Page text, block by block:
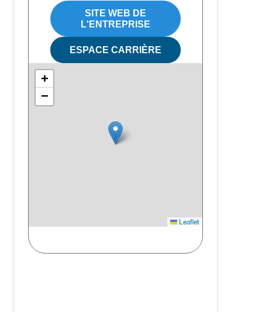
SITE WEB DE
L'ENTREPRISE
ESPACE CARRIÈRE
+
−
Leaflet